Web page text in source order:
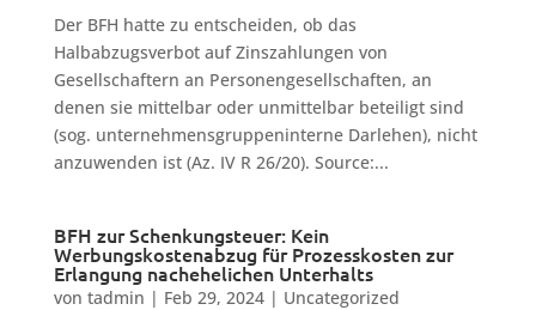
Der BFH hatte zu entscheiden, ob das
Halbabzugsverbot auf Zinszahlungen von
Gesellschaftern an Personengesellschaften, an
denen sie mittelbar oder unmittelbar beteiligt sind
(sog. unternehmensgruppeninterne Darlehen), nicht
anzuwenden ist (Az. IV R 26/20). Source:...
BFH zur Schenkungsteuer: Kein
Werbungskostenabzug für Prozesskosten zur
Erlangung nachehelichen Unterhalts
von tadmin | Feb 29, 2024| Uncategorized